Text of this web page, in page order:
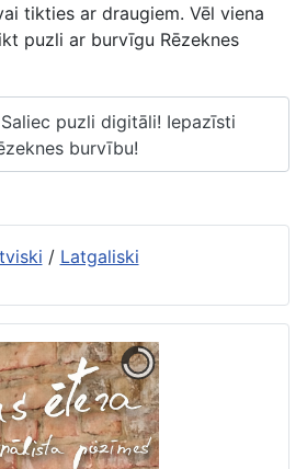
tikties ar draugiem. Vēl viena
puzli ar burvīgu Rēzeknes
puzli digitāli! Iepazīsti
burvību!
/ Latgaliski